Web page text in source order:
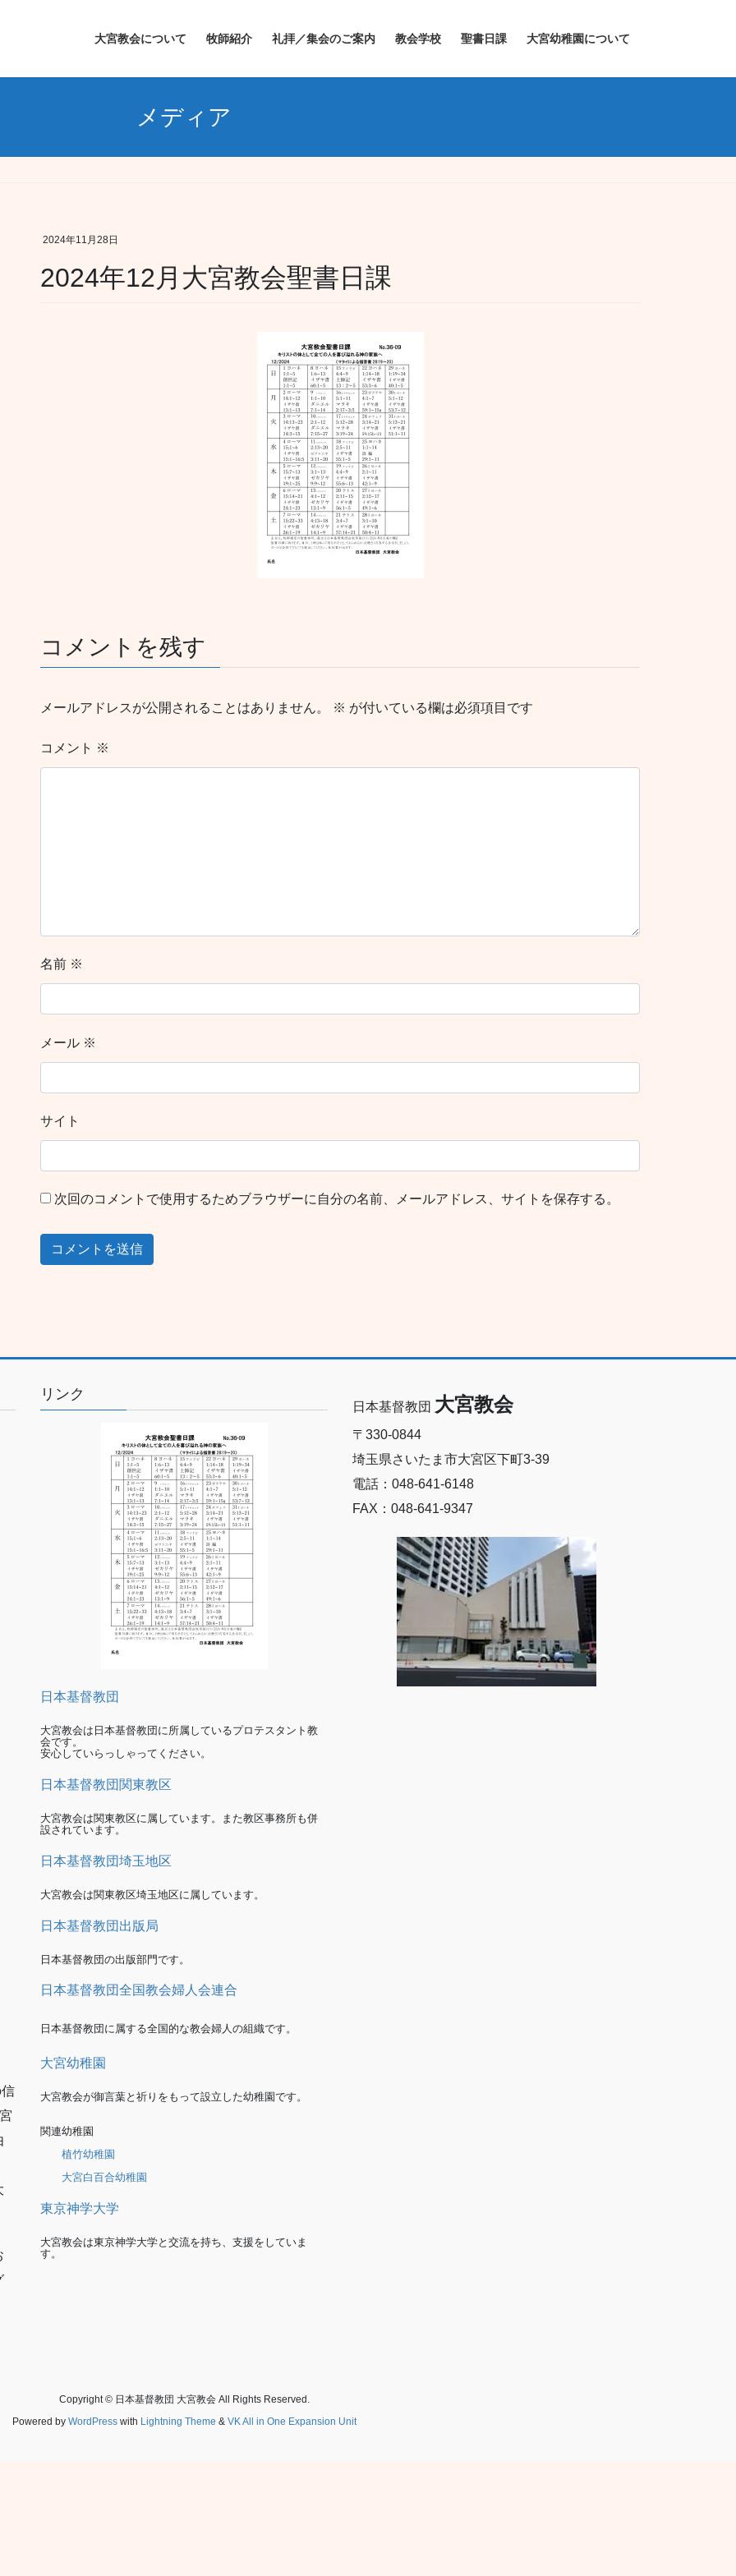
大宮教会について 牧師紹介 礼拝／集会のご案内 教会学校 聖書日課 大宮幼稚園について
メディア
2024年11月28日
2024年12月大宮教会聖書日課
コメントを残す
メールアドレスが公開されることはありません。 ※ が付いている欄は必須項目です
コメント ※
名前 ※
メール ※
サイト
次回のコメントで使用するためブラウザーに自分の名前、メールアドレス、サイトを保存する。
リンク
日本基督教団
大宮教会は日本基督教団に所属しているプロテスタント教
会です。
安心していらっしゃってください。
日本基督教団関東教区
大宮教会は関東教区に属しています。また教区事務所も併
設されています。
日本基督教団埼玉地区
大宮教会は関東教区埼玉地区に属しています。
日本基督教団出版局
日本基督教団の出版部門です。
日本基督教団全国教会婦人会連合
日本基督教団に属する全国的な教会婦人の組織です。
大宮幼稚園
大宮教会が御言葉と祈りをもって設立した幼稚園です。
関連幼稚園
植竹幼稚園
大宮白百合幼稚園
東京神学大学
大宮教会は東京神学大学と交流を持ち、支援をしていま
す。
日本基督教団 大宮教会
〒330-0844
埼玉県さいたま市大宮区下町3-39
電話：048-641-6148
FAX：048-641-9347
Copyright © 日本基督教団 大宮教会 All Rights Reserved.
Powered by WordPresswith Lightning Theme & VK All in One Expansion Unit